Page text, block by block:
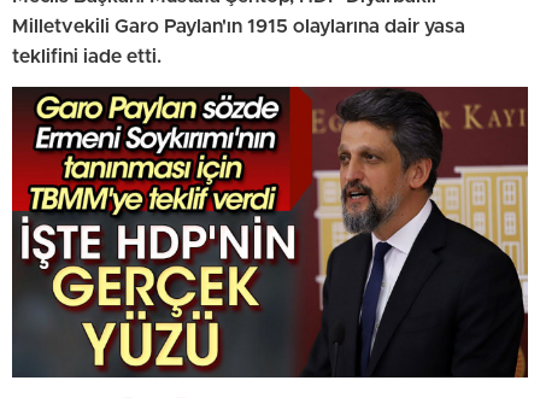
Milletvekili Garo Paylan'ın 1915 olaylarına dair yasa
teklifini iade etti.